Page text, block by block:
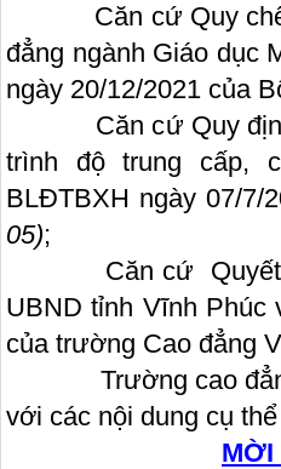
Căn cứ Quy chế
đẳng ngành Giáo dục
ngày 20/12/2021 của
Căn cứ Quy định
trình độ trung cấp,
BLĐTBXH ngày 07/7/
05);
Căn cứ Quyết
UBND tỉnh Vĩnh Phúc
của trường Cao đẳng
Trường cao đẳng
với các nội dung cụ
MỜI